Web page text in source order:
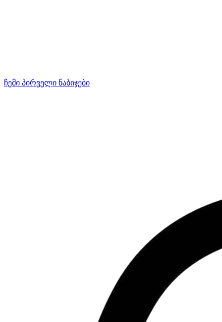
ჩემი პირველი ნაბიჯები